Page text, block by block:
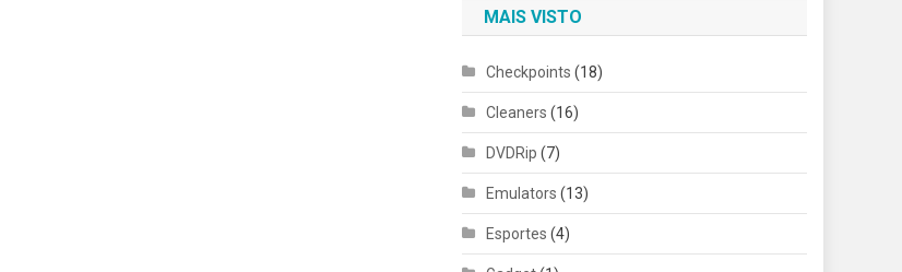
MAIS VISTO
Checkpoints (18)
Cleaners (16)
DVDRip (7)
Emulators (13)
Esportes (4)